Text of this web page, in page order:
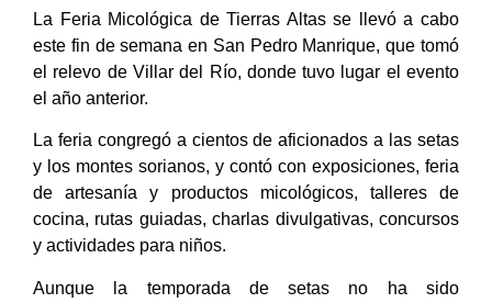
La Feria Micológica de Tierras Altas se llevó a cabo
este fin de semana en San Pedro Manrique, que tomó
el relevo de Villar del Río, donde tuvo lugar el evento
el año anterior.
La feria congregó a cientos de aficionados a las setas
y los montes sorianos, y contó con exposiciones, feria
de artesanía y productos micológicos, talleres de
cocina, rutas guiadas, charlas divulgativas, concursos
y actividades para niños.
Aunque la temporada de setas no ha sido